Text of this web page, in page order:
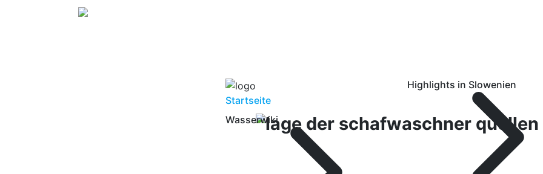
Startseite
Wasserwiki
Highlights in Slowenien